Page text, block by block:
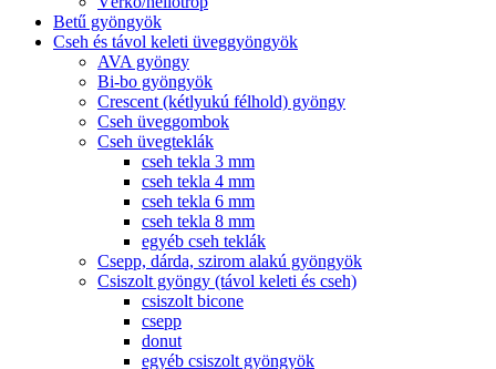
Betű gyöngyök
Cseh és távol keleti üveggyöngyök
AVA gyöngy
Bi-bo gyöngyök
Crescent (kétlyukú félhold) gyöngy
Cseh üveggombok
Cseh üvegteklák
cseh tekla 3 mm
cseh tekla 4 mm
cseh tekla 6 mm
cseh tekla 8 mm
egyéb cseh teklák
Csepp, dárda, szirom alakú gyöngyök
Csiszolt gyöngy (távol keleti és cseh)
csiszolt bicone
csepp
donut
egyéb csiszolt gyöngyök